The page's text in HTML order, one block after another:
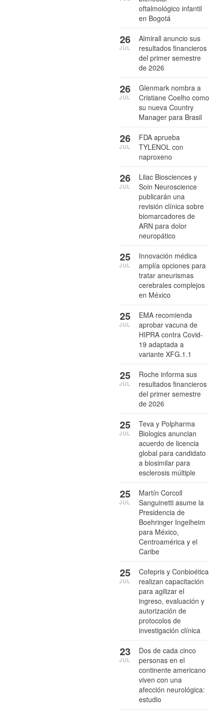
oftalmológico infantil
en Bogotá
Almirall anuncio sus
resultados financieros
del primer semestre
de 2026
26
JUL
Glenmark nombra a
Cristiane Coelho como
su nueva Country
Manager para Brasil
26
JUL
FDA aprueba
TYLENOL con
naproxeno
26
JUL
Lilac Biosciences y
Soin Neuroscience
publicarán una
revisión clínica sobre
biomarcadores de
ARN para dolor
neuropático
26
JUL
Innovación médica
amplía opciones para
tratar aneurismas
cerebrales complejos
en México
25
JUL
EMA recomienda
aprobar vacuna de
HIPRA contra Covid-
19 adaptada a
variante XFG.1.1
25
JUL
Roche informa sus
resultados financieros
del primer semestre
de 2026
25
JUL
Teva y Polpharma
Biologics anuncian
acuerdo de licencia
global para candidato
a biosimilar para
esclerosis múltiple
25
JUL
Martín Corcoll
Sanguinetti asume la
Presidencia de
Boehringer Ingelheim
para México,
Centroamérica y el
Caribe
25
JUL
Cofepris y Conbioética
realizan capacitación
para agilizar el
ingreso, evaluación y
autorización de
protocolos de
investigación clínica
25
JUL
Dos de cada cinco
personas en el
continente americano
viven con una
afección neurológica:
estudio
23
JUL